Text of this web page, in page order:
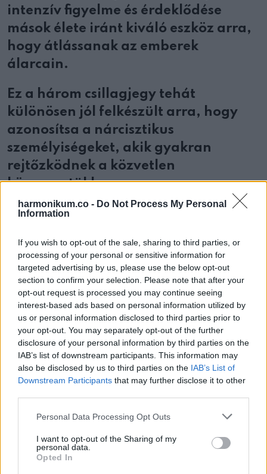
harmonikum.co - Do Not Process My Personal
Information
If you wish to opt-out of the sale, sharing to third parties, or
processing of your personal or sensitive information for
targeted advertising by us, please use the below opt-out
section to confirm your selection. Please note that after your
opt-out request is processed you may continue seeing
interest-based ads based on personal information utilized by
us or personal information disclosed to third parties prior to
your opt-out. You may separately opt-out of the further
disclosure of your personal information by third parties on the
IAB’s list of downstream participants. This information may
also be disclosed by us to third parties on the IAB’s List of
Downstream Participants that may further disclose it to other
Please note that this website/app uses one or more Google
not limited to your visit or usage behaviour. You may click to
grant or deny consent to Google and its third-party tags to
use your data for below specified purposes in below Google
Personal Data Processing Opt Outs
I want to opt-out of the Sharing of my
personal data.
Opted In
intenzív figyelme és érdeklődése
mások élete iránt kiváló eszköz arra,
hogy átlássanak az emberek
álarcain.
Ez a három csillagjegy tehát
különösen jól felkészült arra, hogy
azonosítsa a nárcisztikus
személyiségeket, akik gyakran
rejtőzködnek a közvetlen
környezetükben.
A Bikák, Rákok és Skorpiók tehát nem
másokéval is tisztában vannak, ami
segíti őket a mélyebb emberi
kapcsolatok kialakításában és a
problémás személyiségek időben
történő felismerésében.
Oszd meg ezt a posztot:
WhatsappReddit Share
via